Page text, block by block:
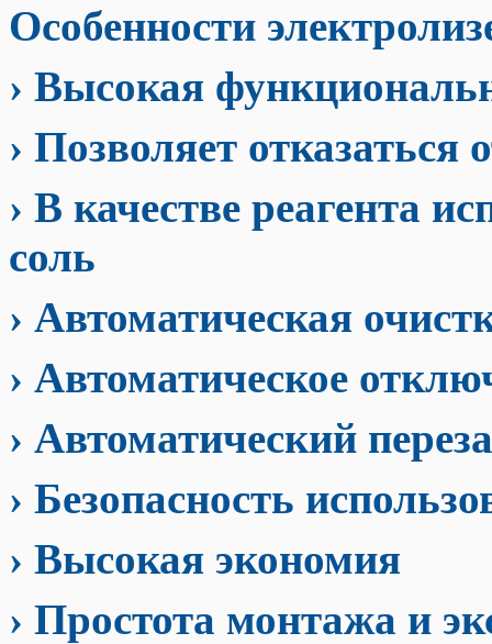
Особенности
› Высокая
› Позволяет
› В качестве реагента
соль
› Автоматическая
› Автоматическое
› Автоматический
› Безопасность
› Высокая экономия
› Простота монтажа и